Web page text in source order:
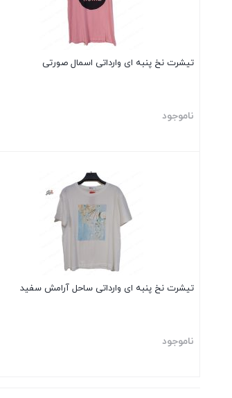
تیشرت نخ پنبه ای وارداتی اسمال صورتی
ناموجود
تیشرت نخ پنبه ای وارداتی ساحل آرامش سفید
ناموجود